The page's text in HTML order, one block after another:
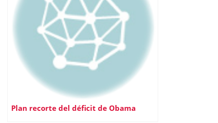
Plan recorte del déficit de Obama